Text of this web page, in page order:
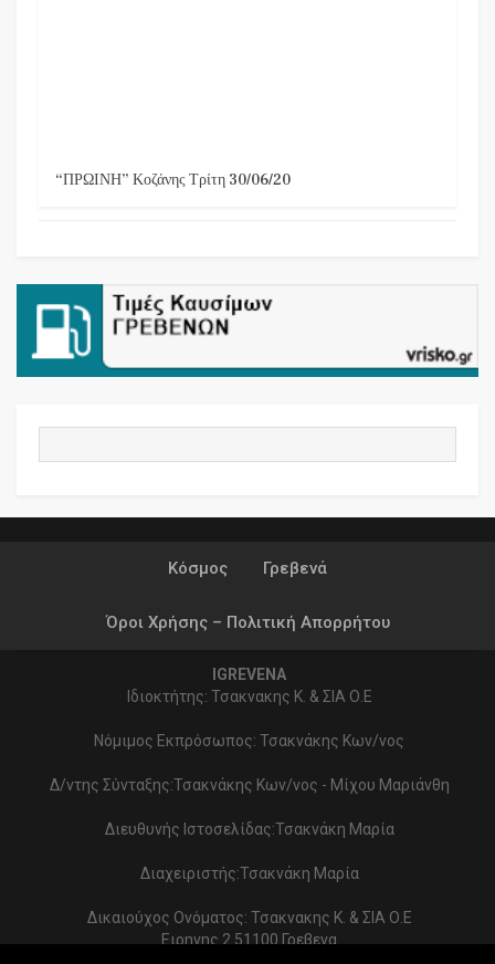
“ΠΡΩΙΝΗ” Κοζάνης Τρίτη 30/06/20
Κόσμος Γρεβενά
Όροι Χρήσης – Πολιτική Απορρήτου
IGREVENA
Ιδιοκτήτης: Τσακνακης Κ. & ΣΙΑ Ο.Ε
Νόμιμος Εκπρόσωπος: Τσακνάκης Κων/νος
Δ/ντης Σύνταξης:Τσακνάκης Κων/νος - Μίχου Μαριάνθη
Διευθυνής Ιστοσελίδας:Τσακνάκη Μαρία
Διαχειριστής:Τσακνάκη Μαρία
Δικαιούχος Ονόματος: Τσακνακης Κ. & ΣΙΑ Ο.Ε
Ειρηνης 2 51100 Γρεβενα